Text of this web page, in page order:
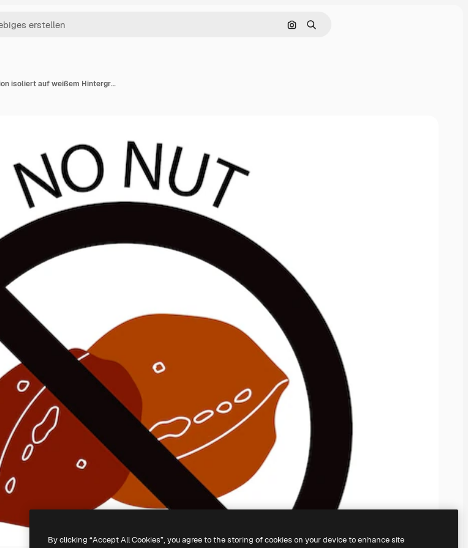
Nach Bild suchen
Suchen
Keine Nuss-November-Symbolvektorillustration isoliert auf weißem Hintergrund
By clicking “Accept All Cookies”, you agree to the storing of cookies on your device to enhance site